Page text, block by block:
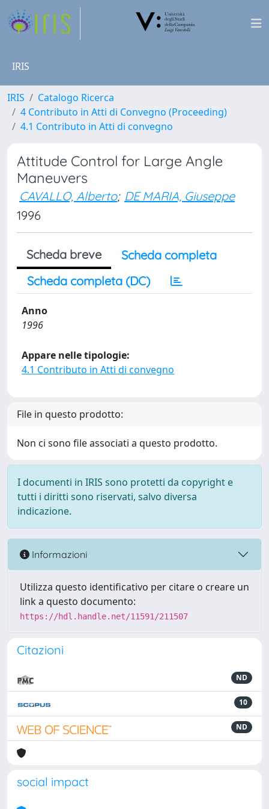
IRIS
IRIS
Catalogo Ricerca
4 Contributo in Atti di Convegno (Proceeding)
4.1 Contributo in Atti di convegno
Attitude Control for Large Angle
Maneuvers
CAVALLO, Alberto; DE MARIA, Giuseppe
1996
Scheda breve
Scheda completa
Scheda completa (DC)
Anno
1996
Appare nelle tipologie:
4.1 Contributo in Atti di convegno
File in questo prodotto:
Non ci sono file associati a questo prodotto.
I documenti in IRIS sono protetti da copyright e
tutti i diritti sono riservati, salvo diversa
indicazione.
Informazioni
Utilizza questo identificativo per citare o creare un
link a questo documento:
https://hdl.handle.net/11591/211507
Citazioni
ND
10
ND
social impact